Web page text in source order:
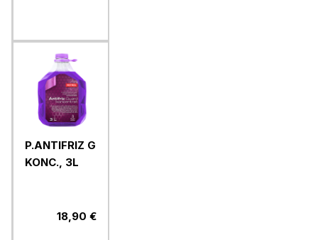
P.ANTIFRIZ G
KONC., 3L
18,90 €